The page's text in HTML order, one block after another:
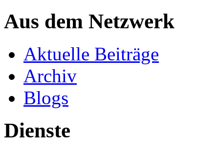
Aus dem Netzwerk
Aktuelle Beiträge
Archiv
Blogs
Dienste